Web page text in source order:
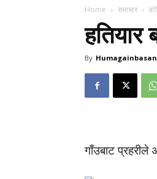
Home समाचार
हतियार
By
गाँउबाट प्रहरीले